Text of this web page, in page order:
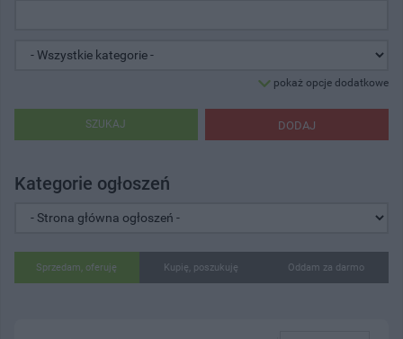
pokaż opcje dodatkowe
DODAJ
SZUKAJ
Kategorie ogłoszeń
Sprzedam, oferuję Kupię, poszukuję Oddam za darmo